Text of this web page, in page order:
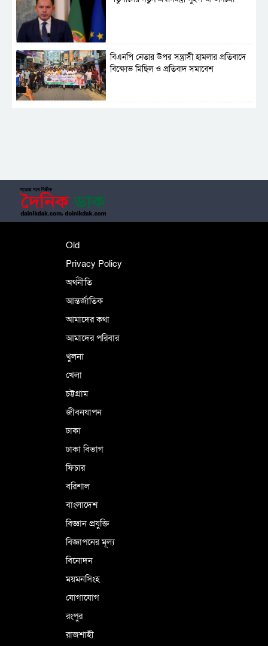
বিএনপি নেতার উপর সন্ত্রাসী হামলার প্রতিবাদে
বিক্ষোভ মিছিল ও প্রতিবাদ সমাবেশ
Old
Privacy Policy
অর্থনীতি
আন্তর্জাতিক
আমাদের কথা
আমাদের পরিবার
খুলনা
খেলা
চট্টগ্রাম
জীবনযাপন
ঢাকা
ঢাকা বিভাগ
ফিচার
বরিশাল
বাংলাদেশ
বিজ্ঞান প্রযুক্তি
বিজ্ঞাপনের মূল্য
বিনোদন
ময়মনসিংহ
যোগাযোগ
রংপুর
রাজশাহী